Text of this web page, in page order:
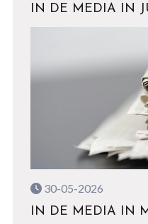
IN DE MEDIA IN
30-05-2026
IN DE MEDIA IN